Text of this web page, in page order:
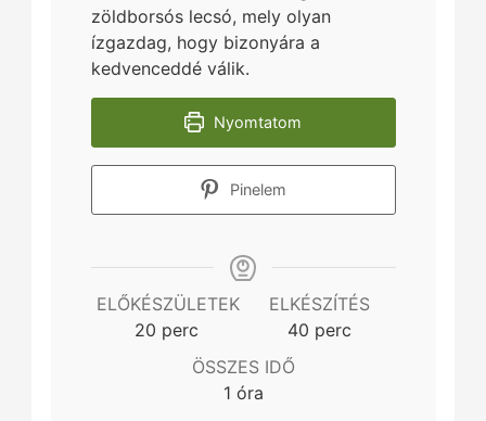
zöldborsós lecsó, mely olyan
ízgazdag, hogy bizonyára a
kedvenceddé válik.
Nyomtatom
Pinelem
ELŐKÉSZÜLETEK
20 minutes
perc
ELKÉSZÍTÉS
40minutes
perc
ÖSSZES IDŐ
1hour
óra